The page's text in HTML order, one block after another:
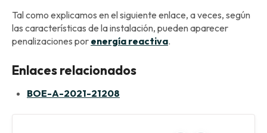
Tal como explicamos en el siguiente enlace, a veces, según
las características de la instalación, pueden aparecer
penalizaciones por energía reactiva.
Enlaces relacionados
BOE-A-2021-21208